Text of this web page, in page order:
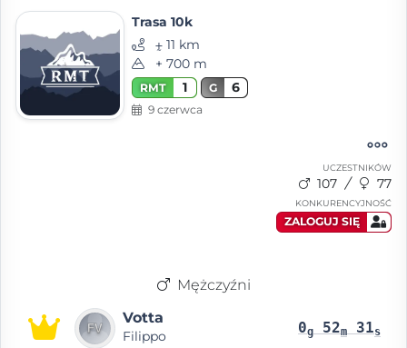
Trasa 10k
⨦ 11 km
+ 700 m
RMT 1 G 6
9 czerwca
UCZESTNIKÓW
107 77
KONKURENCYJNOŚĆ
ZALOGUJ SIĘ
Mężczyźni
Votta
Filippo 0g 52m 31s